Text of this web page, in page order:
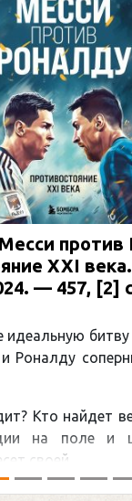
против
XXI
— 457, [2]
идеальную
Роналду
Кто найдет
на поле и
своей ...